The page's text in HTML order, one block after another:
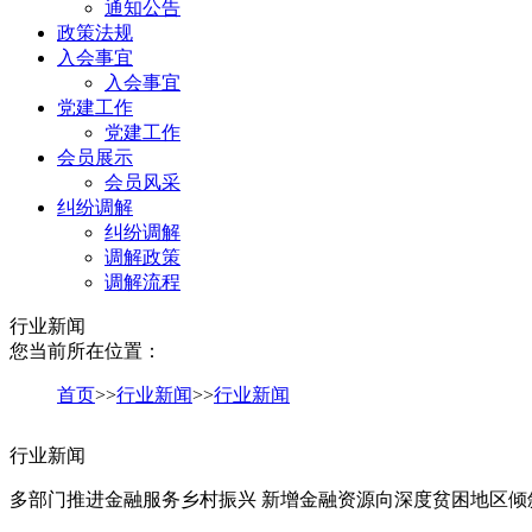
通知公告
政策法规
入会事宜
入会事宜
党建工作
党建工作
会员展示
会员风采
纠纷调解
纠纷调解
调解政策
调解流程
行业新闻
您当前所在位置：
首页>>行业新闻>>行业新闻
行业新闻
多部门推进金融服务乡村振兴 新增金融资源向深度贫困地区倾